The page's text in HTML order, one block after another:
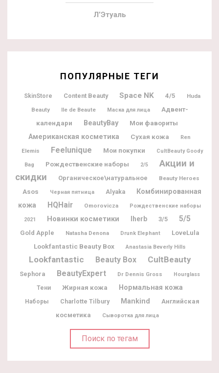
Л’Этуаль
ПОПУЛЯРНЫЕ ТЕГИ
SkinStore Content Beauty Space NK 4/5
Huda
Beauty
Ile de Beaute Маска для лица
Адвент-
календари
BeautyBay
Мои фавориты
Американская косметика
Сухая кожа Ren
Elemis Feelunique Мои покупки CultBeauty Goody
Bag Рождественские наборы 2/5
Акции и
скидки
Органическое\натуральное Beauty Heroes
Asos Черная пятница Alyaka
Комбинированная
кожа
HQHair Omorovicza Рождественские наборы
2021 Новинки косметики Iherb 3/5 5/5
Gold Apple Natasha Denona Drunk Elephant LoveLula
Lookfantastic Beauty Box Anastasia Beverly Hills
Lookfantastic Beauty Box CultBeauty
Sephora BeautyExpert Dr Dennis Gross Hourglass
Тени Жирная кожа Нормальная кожа
Наборы Charlotte Tilbury Mankind
Английская
косметика
Сыворотка для лица
Поиск по тегам